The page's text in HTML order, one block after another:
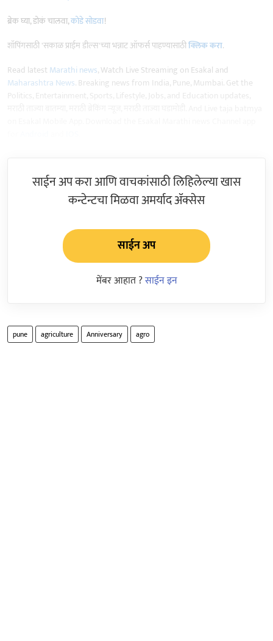
ब्रेक घ्या, डोकं चालवा,कोडे सोडवा!
शॉपिंगसाठी 'सकाळ प्राईम डील्स'च्या भन्नाट ऑफर्स पाहण्यासाठीक्लिक करा.
Read latest Marathi news, Watch Live Streaming on Esakal and
Maharashtra News. Breaking news from India, Pune, Mumbai. Get the
साईन अप करा आणि वाचकांसाठी लिहिलेल्या खास
कन्टेन्टचा मिळवा अमर्याद ॲक्सेस
साईन अप
मेंबर आहात ?साईन इन
pune agriculture Anniversary agro